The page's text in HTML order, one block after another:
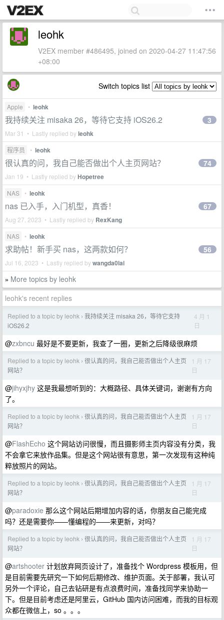
leohk
V2EX member #486495, joined on 2020-04-27 11:47:56
+08:00
Switch topics list
Apple • leohk
我持续关注 misaka 26，等待它支持 iOS26.2
Mar 31 • Lastly replied byleohk
3
程序员 • leohk
很认真的问，我自己能否做出个人主页网站？
Jan 19 • Lastly replied byHopetree
74
NAS • leohk
nas 已入手，入门机型，真香！
Aug 27, 2023 • Lastly replied by RexKang
67
NAS • leohk
求助帖！新手买 nas，这两款如何？
Jul 16, 2023 • Lastly replied bywangda0lai
56
» More topics by leohk
leohk's recent replies
Replied to a topic by leohk › 我持续关注 misaka 26，等待它支持
iOS26.2
4 月 1
日
@zxbncu 最好是不要更新，我查了一圈，更新之后降级很麻烦
Replied to a topic by leohk › 很认真的问，我自己能否做出个人主页
网站？
1 月 17
日
@jihyxjhy 这是我最想听到的：大概路径、具体关键词，谢谢有方向
了。
Replied to a topic by leohk › 很认真的问，我自己能否做出个人主页
网站？
1 月 17
日
@FlashEcho 这个网站访问很慢，而且摄影师主页内容没有分类，我
不会拿它来放作品集。但是这个网站很有意思，第一次发现有这种纯
粹放照片的网站。
Replied to a topic by leohk › 很认真的问，我自己能否做出个人主页
网站？
1 月 17
日
@paradoxie 那么这个网站后期增加内容的话，你朋友自己能完成
吗？还是需要你——懂编程的——来更新，对吗？
Replied to a topic by leohk › 很认真的问，我自己能否做出个人主页
网站？
1 月 17
日
@artshooter 计划放弃网页设计了，准备找个 Wordpress 模板用，但
是目前需要先研究一下如何后期修改、维护页面。关于部署，我认可
另外一个评论，自己去钻研是有点浪费时间，准备找同学来协助一
下。但是目前考虑还是阿里云，GitHub 国内访问困难，而我的目标观
众都在微信上，so 。。。